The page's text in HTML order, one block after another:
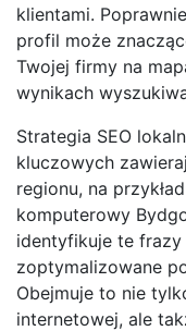
klientami.
profil może
Twojej firmy na
wynikach
Strategia SEO
kluczowych
regionu, na
komputerowy
identyfikuje te
zoptymalizowane
Obejmuje to nie
internetowej, ale